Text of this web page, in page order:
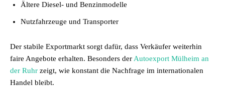
Ältere Diesel- und Benzinmodelle
Nutzfahrzeuge und Transporter
Der stabile Exportmarkt sorgt dafür, dass Verkäufer weiterhin
faire Angebote erhalten. Besonders der Autoexport Mülheim an
der Ruhr zeigt, wie konstant die Nachfrage im internationalen
Handel bleibt.